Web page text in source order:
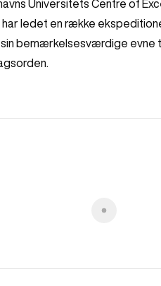
Universitets Centre of
ledet en række
bemærkelsesværdige evne